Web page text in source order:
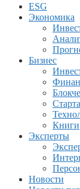
ESG
Экономика
Бизнес
Книги
Эксперты
Новости